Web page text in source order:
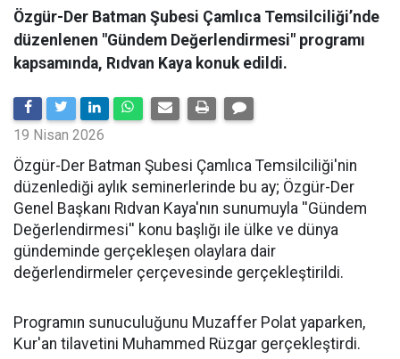
Özgür-Der Batman Şubesi Çamlıca Temsilciliği’nde
düzenlenen "Gündem Değerlendirmesi" programı
kapsamında, Rıdvan Kaya konuk edildi.
19 Nisan 2026
​Özgür-Der Batman Şubesi Çamlıca Temsilciliği'nin
düzenlediği aylık seminerlerinde bu ay; Özgür-Der
Genel Başkanı Rıdvan Kaya'nın sunumuyla ''Gündem
Değerlendirmesi'' konu başlığı ile ülke ve dünya
gündeminde gerçekleşen olaylara dair
değerlendirmeler çerçevesinde gerçekleştirildi.
Programın sunuculuğunu Muzaffer Polat yaparken,
Kur'an tilavetini Muhammed Rüzgar gerçekleştirdi.